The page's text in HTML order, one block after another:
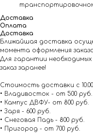
Доставка
Оплата
Доставка
Ближайшая доставка
момента оформления
Для гарантии
заказ заранее!
Стоимость доставки с 10.00
• Владивосток - от 500 руб.
• Кампус ДВФУ- от 800 руб.
• Заря - 600 руб.
• Снеговая Падь - 800 руб.
• Пригород - от 700 руб.